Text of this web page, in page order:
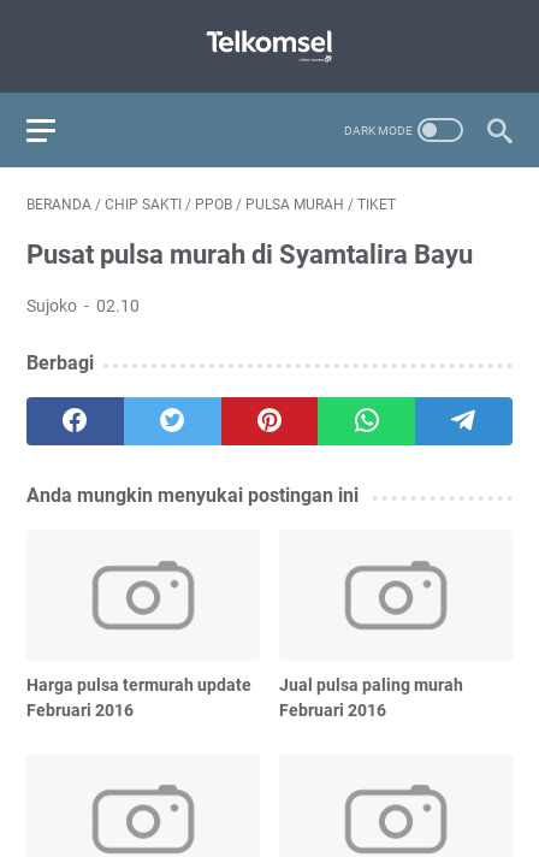
BERANDA / CHIP SAKTI / PPOB / PULSA MURAH / TIKET
Pusat pulsa murah di Syamtalira Bayu
Sujoko 02.10
Berbagi
Anda mungkin menyukai postingan ini
Harga pulsa termurah update
Februari 2016
Jual pulsa paling murah
Februari 2016